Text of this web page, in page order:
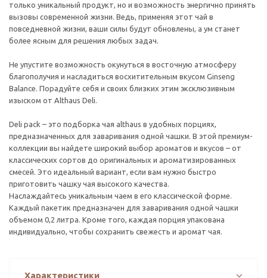
только уникальный продукт, но и возможность энергично принять
вызовы современной жизни. Ведь, применяя этот чай в
повседневной жизни, ваши силы будут обновлены, а ум станет
более ясным для решения любых задач.
Не упустите возможность окунуться в восточную атмосферу
благополучия и насладиться восхитительным вкусом Ginseng
Balance. Порадуйте себя и своих близких этим эксклюзивным
изыском от Althaus Deli.
Deli pack – это подборка чая althaus в удобных порциях,
предназначенных для заваривания одной чашки. В этой премиум-
коллекции вы найдете широкий выбор ароматов и вкусов – от
классических сортов до оригинальных и ароматизированных
смесей. Это идеальный вариант, если вам нужно быстро
приготовить чашку чая высокого качества.
Наслаждайтесь уникальным чаем в его классической форме.
Каждый пакетик предназначен для заваривания одной чашки
объемом 0,2 литра. Кроме того, каждая порция упакована
индивидуально, чтобы сохранить свежесть и аромат чая.
Характеристики